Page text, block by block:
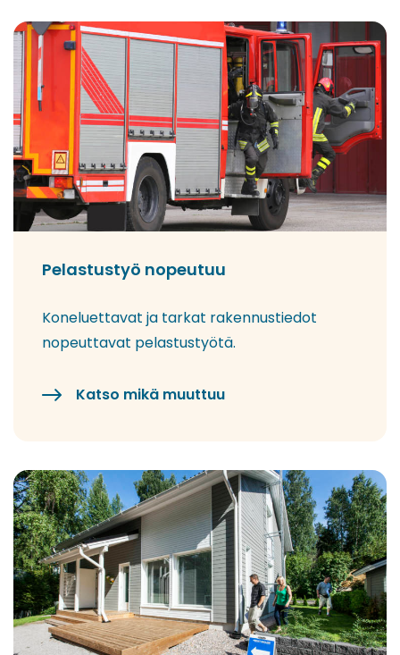
Pelastustyö nopeutuu
Koneluettavat ja tarkat rakennustiedot
nopeuttavat pelastustyötä.
Katso mikä muuttuu